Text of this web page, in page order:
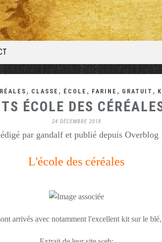
, CLASSE , ÉCOLE , FARINE , GRATUIT ,
ÉCOLE DES
24 DÉCEMBRE 2018
par gandalf et publié depuis Overblog
L'école des céréales
arrivés avec notamment l'excellent kit sur le